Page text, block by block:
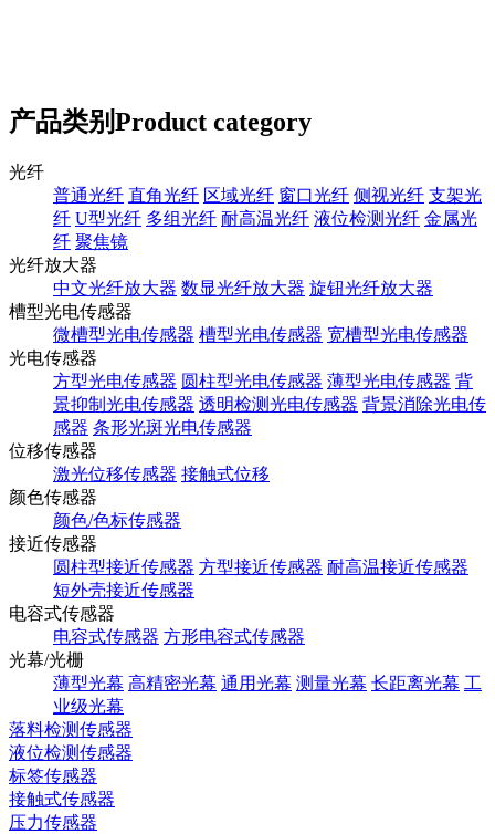
产品类别Product category
光纤
普通光纤 直角光纤 区域光纤 窗口光纤 侧视光纤 支架光
纤 U型光纤 多组光纤 耐高温光纤 液位检测光纤 金属光
纤 聚焦镜
光纤放大器
中文光纤放大器 数显光纤放大器 旋钮光纤放大器
槽型光电传感器
微槽型光电传感器 槽型光电传感器 宽槽型光电传感器
光电传感器
方型光电传感器 圆柱型光电传感器 薄型光电传感器 背
景抑制光电传感器 透明检测光电传感器 背景消除光电传
感器 条形光斑光电传感器
位移传感器
激光位移传感器 接触式位移
颜色传感器
颜色/色标传感器
接近传感器
圆柱型接近传感器 方型接近传感器 耐高温接近传感器
短外壳接近传感器
电容式传感器
电容式传感器 方形电容式传感器
光幕/光栅
薄型光幕 高精密光幕 通用光幕 测量光幕 长距离光幕 工
业级光幕
落料检测传感器
液位检测传感器
标签传感器
接触式传感器
压力传感器